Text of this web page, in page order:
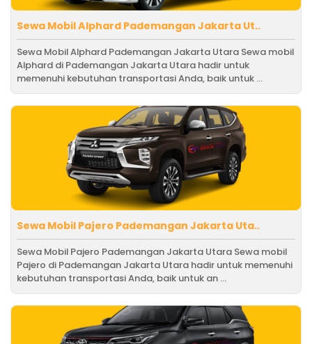
Sewa Mobil Alphard Pademangan Jakarta Ut..
Sewa Mobil Alphard Pademangan Jakarta Utara Sewa mobil
Alphard di Pademangan Jakarta Utara hadir untuk
memenuhi kebutuhan transportasi Anda, baik untuk ...
Sewa Mobil Pajero Pademangan Jakarta Uta..
Sewa Mobil Pajero Pademangan Jakarta Utara Sewa mobil
Pajero di Pademangan Jakarta Utara hadir untuk memenuhi
kebutuhan transportasi Anda, baik untuk an ...